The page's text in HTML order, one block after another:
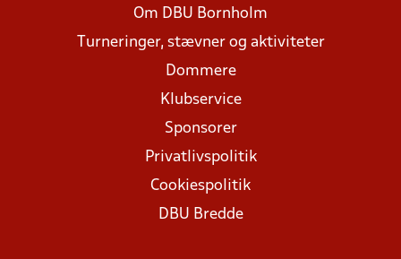
Om DBU Bornholm
Turneringer, stævner og aktiviteter
Dommere
Klubservice
Sponsorer
Privatlivspolitik
Cookiespolitik
DBU Bredde